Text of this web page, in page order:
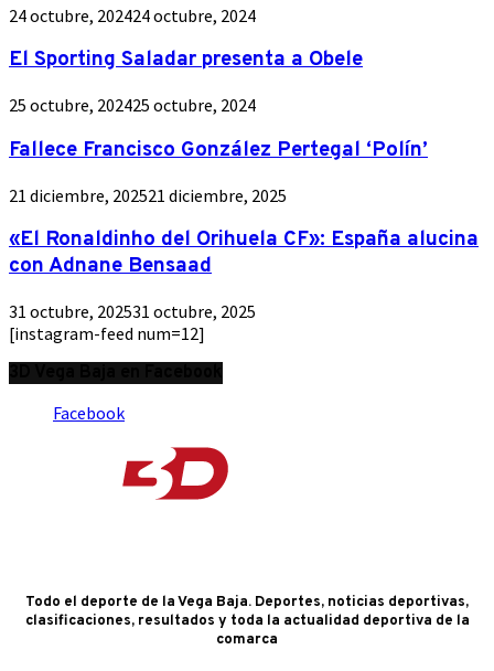
24 octubre, 202424 octubre, 2024
El Sporting Saladar presenta a Obele
25 octubre, 202425 octubre, 2024
Fallece Francisco González Pertegal ‘Polín’
21 diciembre, 202521 diciembre, 2025
«El Ronaldinho del Orihuela CF»: España alucina
con Adnane Bensaad
31 octubre, 202531 octubre, 2025
[instagram-feed num=12]
Facebook
Todo el deporte de la Vega Baja. Deportes, noticias deportivas,
clasificaciones, resultados y toda la actualidad deportiva de la
comarca